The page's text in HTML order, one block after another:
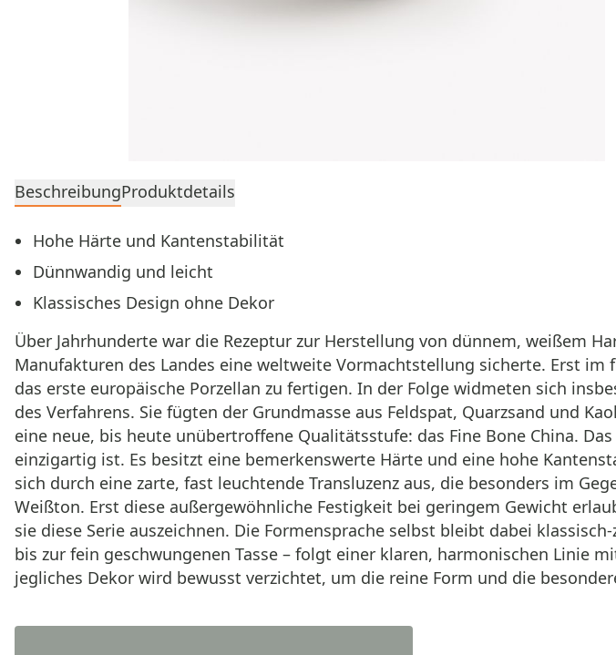
BeschreibungProduktdetails
Hohe Härte und Kantenstabilität
Dünnwandig und leicht
Klassisches Design ohne Dekor
Über Jahrhunderte war die Rezeptur zur Herstellung von dünnem, weißem
Manufakturen des Landes eine weltweite Vormachtstellung sicherte. Erst
das erste europäische Porzellan zu fertigen. In der Folge widmeten sich
des Verfahrens. Sie fügten der Grundmasse aus Feldspat, Quarzsand und
eine neue, bis heute unübertroffene Qualitätsstufe: das Fine Bone China.
einzigartig ist. Es besitzt eine bemerkenswerte Härte und eine hohe
sich durch eine zarte, fast leuchtende Transluzenz aus, die besonders im
Weißton. Erst diese außergewöhnliche Festigkeit bei geringem Gewicht
sie diese Serie auszeichnen. Die Formensprache selbst bleibt dabei
bis zur fein geschwungenen Tasse – folgt einer klaren, harmonischen Linie
jegliches Dekor wird bewusst verzichtet, um die reine Form und die